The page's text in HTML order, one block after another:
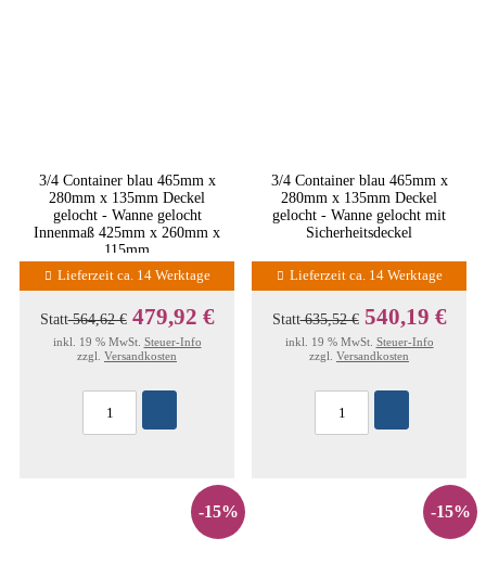
3/4 Container blau 465mm x
280mm x 135mm Deckel
gelocht - Wanne gelocht
Innenmaß 425mm x 260mm x
115mm
Lieferzeit ca. 14 Werktage
Statt564,62 € 479,92 €
inkl. 19 % MwSt. Steuer-Info
zzgl. Versandkosten
3/4 Container blau 465mm x
280mm x 135mm Deckel
gelocht - Wanne gelocht mit
Sicherheitsdeckel
Lieferzeit ca. 14 Werktage
Statt635,52 € 540,19 €
inkl. 19 % MwSt. Steuer-Info
zzgl. Versandkosten
-15% -15%